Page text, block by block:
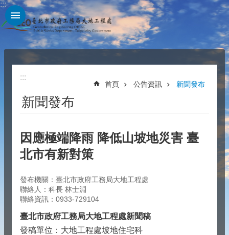
跳到主要內容區塊
:::
:::
首頁 公告資訊 新聞發布
新聞發布
因應極端降雨 降低山坡地災害 臺
北市有新對策
發布機關：臺北市政府工務局大地工程處
聯絡人：科長 林士淵
聯絡資訊：0933-729104
臺北市政府工務局大地工程處新聞稿
發稿單位：大地工程處坡地住宅科